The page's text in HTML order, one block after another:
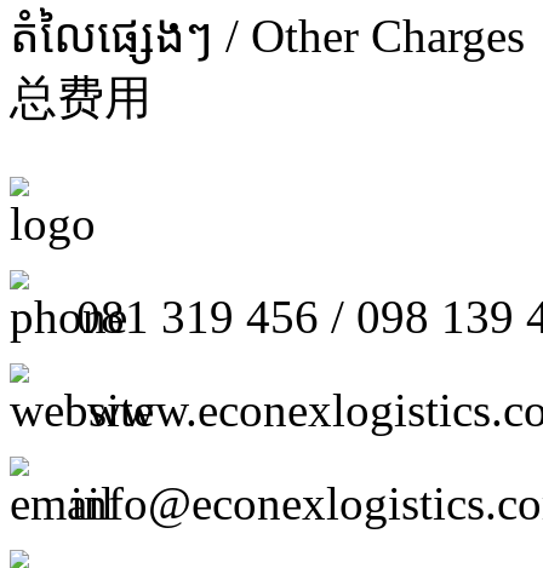
តំលៃផ្សេងៗ / Other Charges
总费用
081 319 456 / 098 139